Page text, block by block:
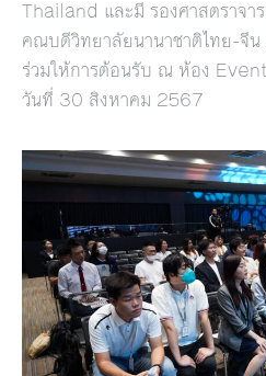
Thailand และมี รองศาสตราจา
คณบดีวิทยาลัยนานาชาติไทย-จีน
ร่วมให้การต้อนรับ ณ ห้อง
วันที่ 30 สิงหาคม 2567